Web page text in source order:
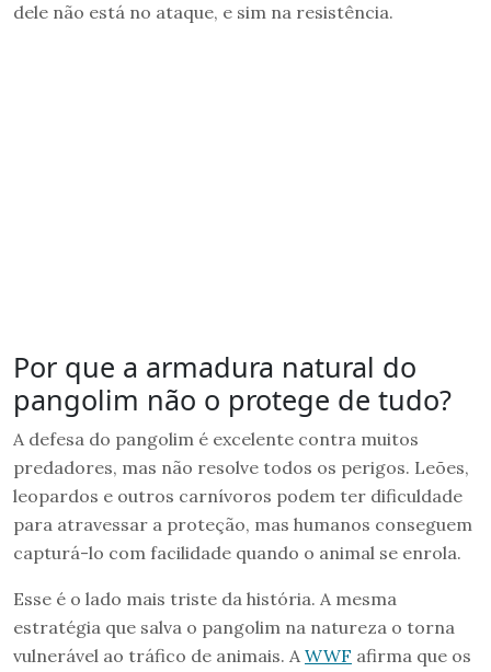
dele não está no ataque, e sim na resistência.
Por que a armadura natural do
pangolim não o protege de tudo?
A defesa do pangolim é excelente contra muitos
predadores, mas não resolve todos os perigos. Leões,
leopardos e outros carnívoros podem ter dificuldade
para atravessar a proteção, mas humanos conseguem
capturá-lo com facilidade quando o animal se enrola.
Esse é o lado mais triste da história. A mesma
estratégia que salva o pangolim na natureza o torna
vulnerável ao tráfico de animais. A WWF afirma que os